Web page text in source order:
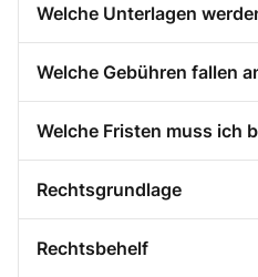
Welche Unterlagen
Welche Gebühren fallen
Welche Fristen muss ich
Rechtsgrundlage
Rechtsbehelf